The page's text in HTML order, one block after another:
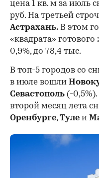
цена 1 кв. м за июль
руб. На третьей
Астрахань. В этом
«квадрата»
0,9%, до 78,4 тыс.
В топ-5 городов со
в июле вошли
Севастополь (-
второй месяц лета
Оренбурге,Туле и